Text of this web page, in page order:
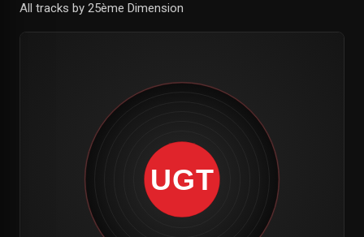
All tracks by 25ème Dimension